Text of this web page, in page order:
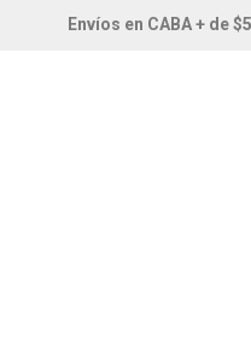
Envíos en CABA + de